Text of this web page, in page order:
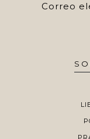
Correo